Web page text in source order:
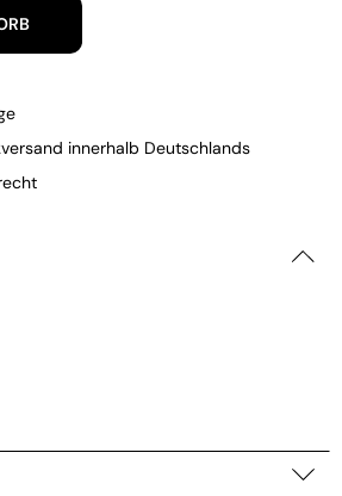
innerhalb Deutschlands